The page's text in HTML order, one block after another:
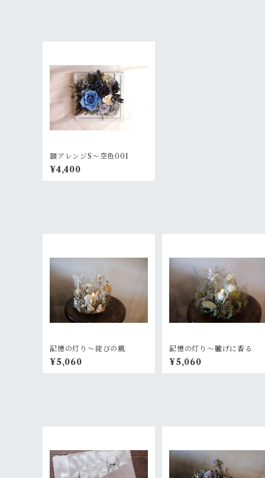
額アレンジS〜空色001
¥4,400
記憶の灯り〜綻びの風
¥5,060
記憶の灯り〜朧げに香る
¥5,060